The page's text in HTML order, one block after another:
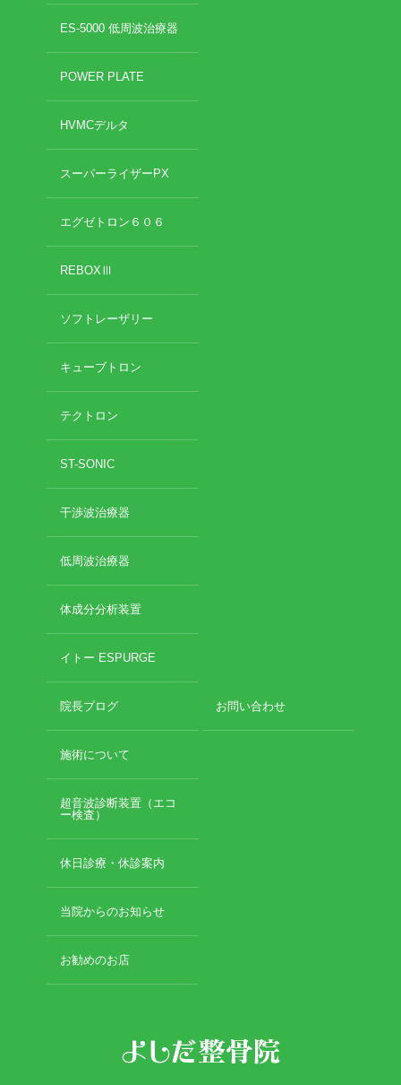
ES-5000 低周波治療器
POWER PLATE
HVMCデルタ
スーパーライザーPX
エグゼトロン６０６
REBOXⅢ
ソフトレーザリー
キューブトロン
テクトロン
ST-SONIC
干渉波治療器
低周波治療器
体成分分析装置
イトー ESPURGE
院長ブログ
施術について
超音波診断装置（エコ
ー検査）
休日診療・休診案内
当院からのお知らせ
お勧めのお店
お問い合わせ